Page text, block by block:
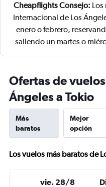
Cheapflights Consejo:
Internacional de Los
enero o febrero,
saliendo un martes o
Ofertas de
Ángeles a Tokio
Más
baratos
Mejor
opción
Los vuelos más baratos de
vie. 28/8